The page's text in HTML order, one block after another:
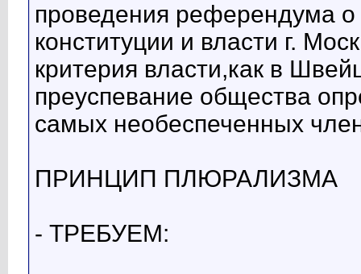
проведения референдума
конституции и власти г.
критерия власти,как в
преуспевание общества
самых необеспеченных
ПРИНЦИП ПЛЮРАЛИЗМА
- ТРЕБУЕМ: